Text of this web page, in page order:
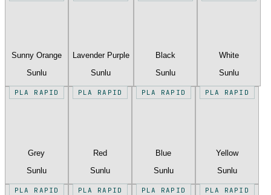
Sunny Orange
Sunlu
Lavender Purple
Sunlu
Black
Sunlu
White
Sunlu
PLA RAPID
Grey
Sunlu
PLA RAPID
Red
Sunlu
PLA RAPID
Blue
Sunlu
PLA RAPID
Yellow
Sunlu
PLA RAPID PLA RAPID PLA RAPID PLA RAPID